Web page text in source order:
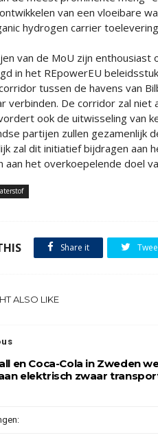
van een vloeibare
hydrogen carrier
van de MoU zijn enthousiast
in het REpowerEU
tussen de havens van
verbinden. De corridor zal
ook de uitwisseling van
partijen zullen gezamenlijk
zal dit initiatief bijdragen aan
aan het overkoepelende doel
Share it
ALSO LIKE
en Coca-Cola in Zweden
elektrisch zwaar